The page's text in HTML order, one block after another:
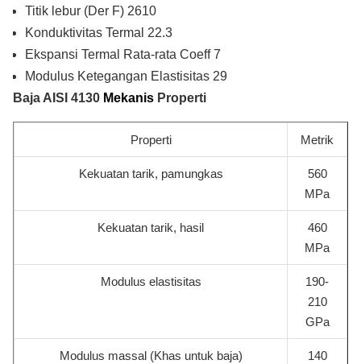
Titik lebur (Der F) 2610
Konduktivitas Termal 22.3
Ekspansi Termal Rata-rata Coeff 7
Modulus Ketegangan Elastisitas 29
Baja AISI 4130 Mekanis Properti
Properti Metrik
Kekuatan tarik, pamungkas
560
MPa
Kekuatan tarik, hasil
460
MPa
Modulus elastisitas
190-
210
GPa
Modulus massal (Khas untuk baja)
140